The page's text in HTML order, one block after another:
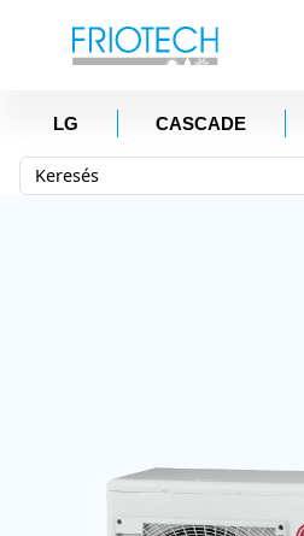
LG CASCADE